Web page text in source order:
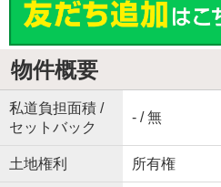
物件概要
私道負担面積 /
セットバック
- / 無
土地権利 所有権